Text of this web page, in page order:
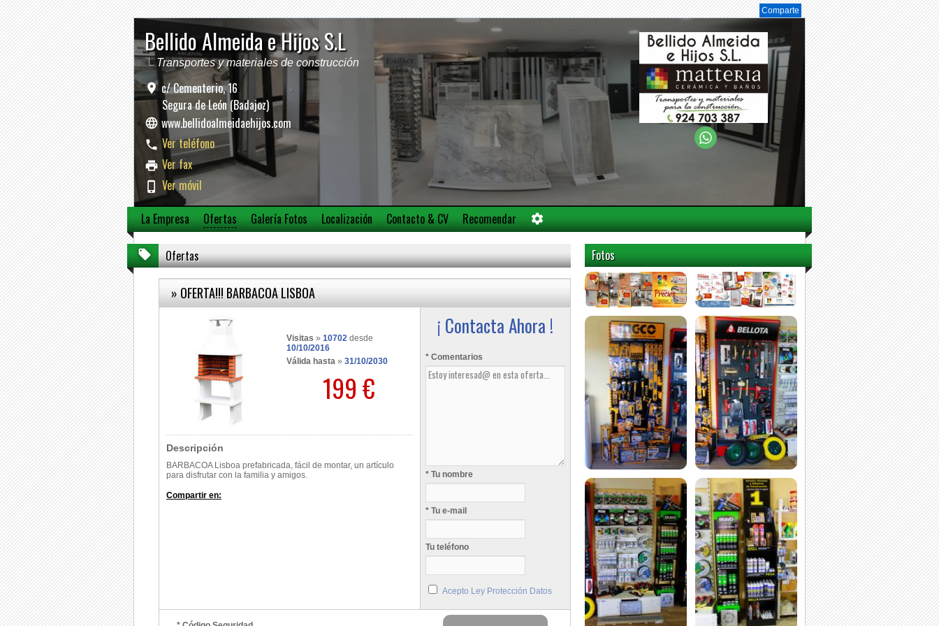
Comparte
Bellido Almeida e Hijos S.L
Transportes y materiales de construcción
c/ Cementerio, 16
Segura de León (Badajoz)
www.bellidoalmeidaehijos.com
Ver teléfono
Ver fax
Ver móvil
La Empresa
Ofertas Galería Fotos Localización Contacto & CV Recomendar
Ofertas
» OFERTA!!! BARBACOA LISBOA
Visitas » 10702 desde
10/10/2016
Válida hasta » 31/10/2030
199 €
Descripción
BARBACOA Lisboa prefabricada, fácil de montar, un artículo
para disfrutar con la familia y amigos.
Compartir en:
¡ Contacta Ahora !
* Comentarios
* Tu nombre
* Tu e-mail
Tu teléfono
Acepto Ley Protección Datos
Fotos